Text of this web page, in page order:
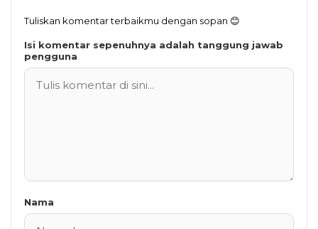
Tuliskan komentar terbaikmu dengan sopan 😊
Isi komentar sepenuhnya adalah tanggung jawab
pengguna
Nama